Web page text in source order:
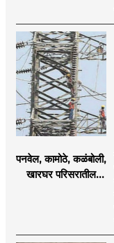
पनवेल, कामोठे, कळंबोली,
खारघर परिसरातील
उपाययोजना